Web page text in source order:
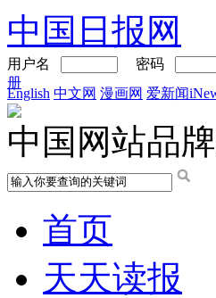
中国日报网
用户名 密码
册
English 中文网 漫画网 爱新闻
中国网站品
首页
天天读报